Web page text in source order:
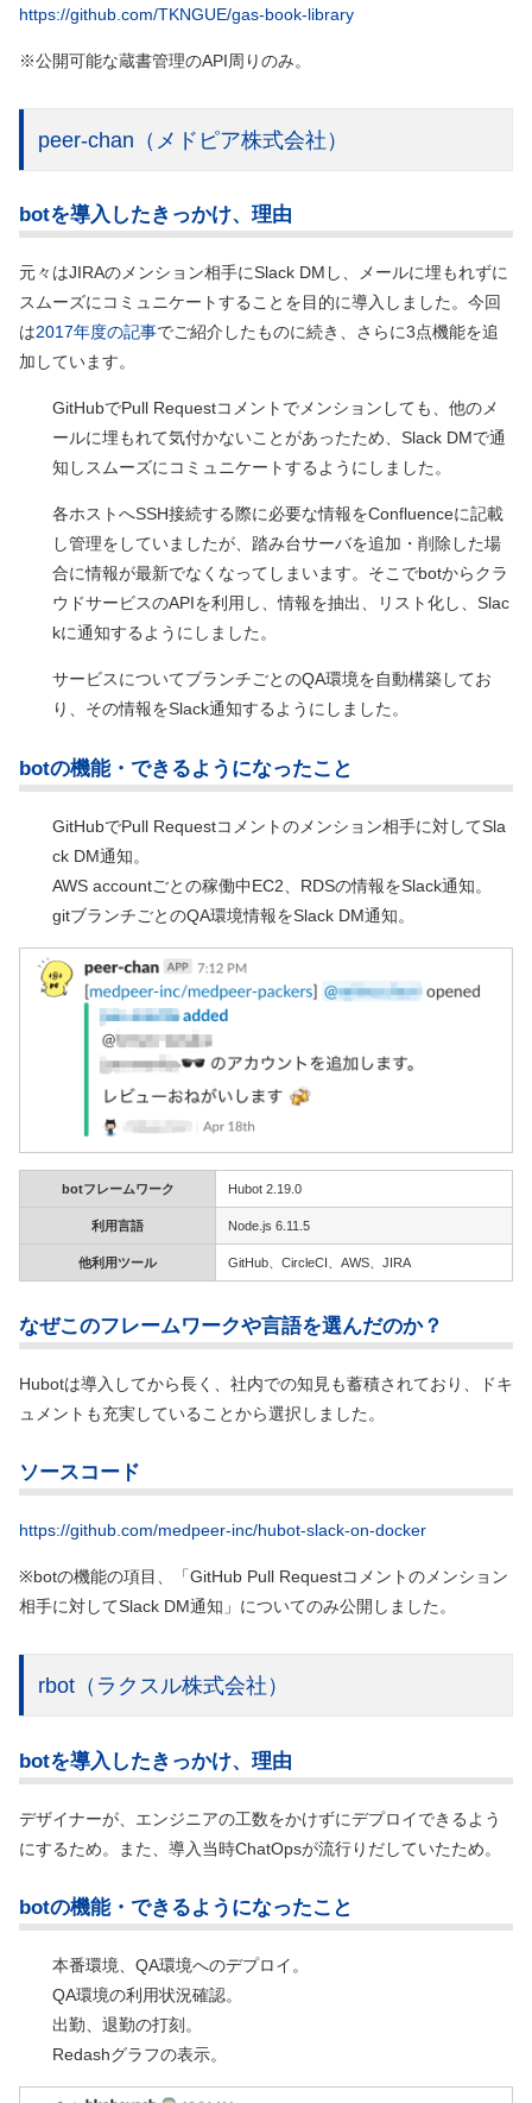
https://github.com/TKNGUE/gas-book-library
※公開可能な蔵書管理のAPI周りのみ。
peer-chan （メドピア株式会社）
botを導入したきっかけ、理由
元々はJIRAのメンション相手にSlack DMし、メールに埋もれずに
スムーズにコミュニケートすることを目的に導入しました。今回
は2017年度の記事でご紹介したものに続き、さらに3点機能を追
加しています。
GitHubでPull Requestコメントでメンションしても、他のメ
ールに埋もれて気付かないことがあったため、Slack DMで通
知しスムーズにコミュニケートするようにしました。
各ホストへSSH接続する際に必要な情報をConfluenceに記載
し管理をしていましたが、踏み台サーバを追加・削除した場
合に情報が最新でなくなってしまいます。そこでbotからクラ
ウドサービスのAPIを利用し、情報を抽出、リスト化し、Slac
kに通知するようにしました。
サービスについてブランチごとのQA環境を自動構築してお
り、その情報をSlack通知するようにしました。
botの機能・できるようになったこと
GitHubでPull Requestコメントのメンション相手に対してSla
ck DM通知。
AWS accountごとの稼働中EC2、RDSの情報をSlack通知。
gitブランチごとのQA環境情報をSlack DM通知。
botフレームワーク Hubot 2.19.0
利用言語 Node.js 6.11.5
他利用ツール GitHub、CircleCI、AWS、JIRA
なぜこのフレームワークや言語を選んだのか？
Hubotは導入してから長く、社内での知見も蓄積されており、ドキ
ュメントも充実していることから選択しました。
ソースコード
https://github.com/medpeer-inc/hubot-slack-on-docker
※botの機能の項目、「GitHub Pull Requestコメントのメンション
相手に対してSlack DM通知」についてのみ公開しました。
rbot （ラクスル株式会社）
botを導入したきっかけ、理由
デザイナーが、エンジニアの工数をかけずにデプロイできるよう
にするため。また、導入当時ChatOpsが流行りだしていたため。
botの機能・できるようになったこと
本番環境、QA環境へのデプロイ。
QA環境の利用状況確認。
出勤、退勤の打刻。
Redashグラフの表示。